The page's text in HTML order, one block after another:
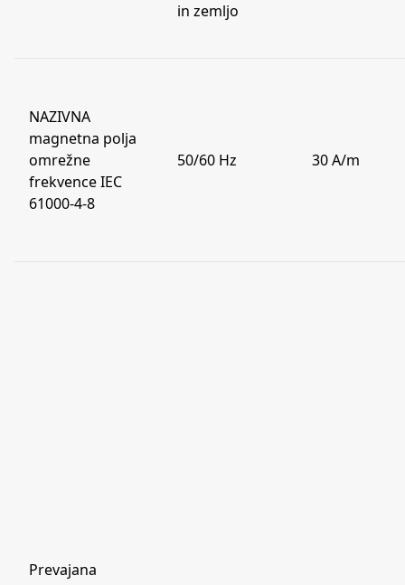
in zemljo
NAZIVNA
magnetna polja
omrežne
frekvence IEC
61000-4-8
50/60 Hz 30 A/m
Prevajana